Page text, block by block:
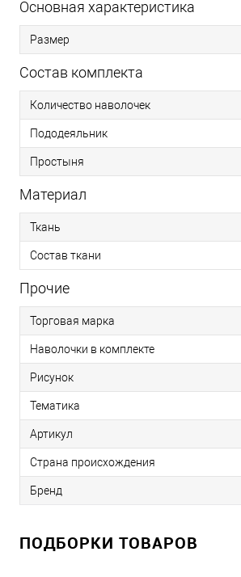
Основная характеристика
Размер
Состав комплекта
Количество наволочек
Пододеяльник
Простыня
Материал
Ткань
Состав ткани
Прочие
Торговая марка
Наволочки в комплекте
Рисунок
Тематика
Артикул
Страна происхождения
Бренд
ПОДБОРКИ ТОВАРОВ